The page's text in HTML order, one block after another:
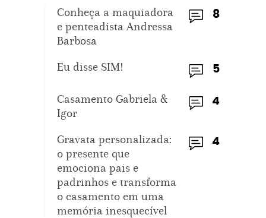
8
Conheça a maquiadora
e penteadista Andressa
Barbosa
5
Eu disse SIM!
4
Casamento Gabriela &
Igor
4
Gravata personalizada:
o presente que
emociona pais e
padrinhos e transforma
o casamento em uma
memória inesquecível